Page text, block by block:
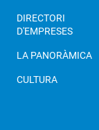
DIRECTORI
D'EMPRESES
LA PANORÀMICA
CULTURA